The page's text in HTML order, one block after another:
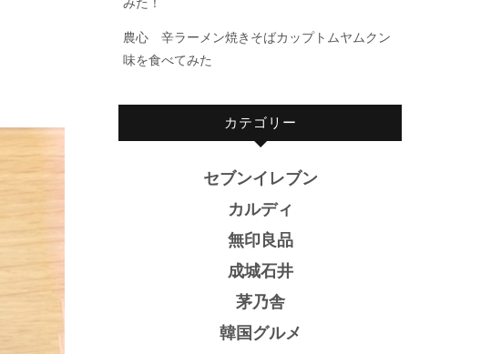
農心 辛ラーメン焼きそばカップトムヤムクン
味を食べてみた
カテゴリー
セブンイレブン
カルディ
無印良品
成城石井
茅乃舎
韓国グルメ